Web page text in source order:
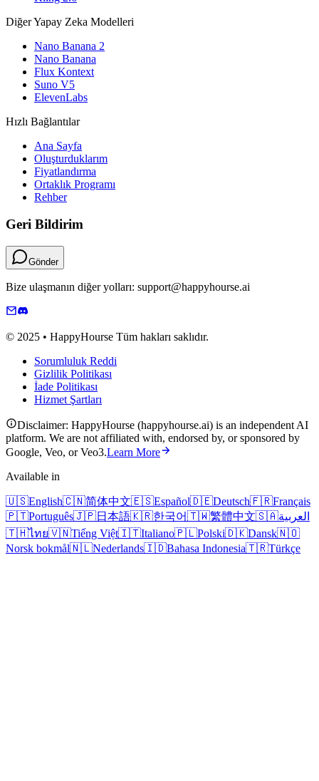
Diğer Yapay Zeka Modelleri
Nano Banana 2
Nano Banana
Flux Kontext
Suno V5
ElevenLabs
Hızlı Bağlantılar
Ana Sayfa
Oluşturduklarım
Fiyatlandırma
Ortaklık Programı
Rehber
Geri Bildirim
Gönder
Bize ulaşmanın diğer yolları: support@happyhourse.ai
© 2025 • HappyHourse Tüm hakları saklıdır.
Sorumluluk Reddi
Gizlilik Politikası
İade Politikası
Hizmet Şartları
Disclaimer: HappyHourse (happyhourse.ai) is an independent AI
platform. We are not affiliated with, endorsed by, or sponsored by
Google, Veo, or Veo3.Learn More
Available in
🇺🇸English🇨🇳简体中文🇪🇸Español🇩🇪Deutsch🇫🇷Français
🇵🇹Português🇯🇵日本語🇰🇷한국어🇹🇼繁體中文🇸🇦العربية
🇹🇭ไทย🇻🇳Tiếng Việt🇮🇹Italiano🇵🇱Polski🇩🇰Dansk🇳🇴
Norsk bokmål🇳🇱Nederlands🇮🇩Bahasa Indonesia🇹🇷Türkçe